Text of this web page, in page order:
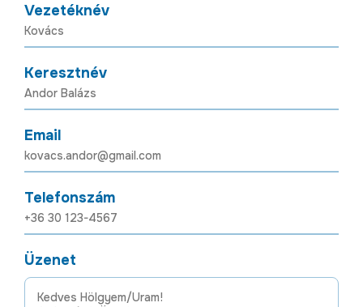
Vezetéknév
Keresztnév
Email
Telefonszám
Üzenet